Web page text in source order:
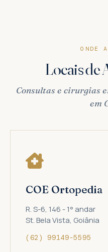
ONDE
Locais de
Consultas e cirurgias
em
COE Ortopedia
R. S-6, 146 - 1° andar
St. Bela Vista, Goiânia
(62) 99149-5595